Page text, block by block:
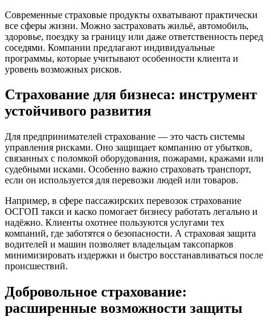
Современные страховые продукты охватывают практически
все сферы жизни. Можно застраховать жильё, автомобиль,
здоровье, поездку за границу или даже ответственность перед
соседями. Компании предлагают индивидуальные
программы, которые учитывают особенности клиента и
уровень возможных рисков.
Страхование для бизнеса: инструмент
устойчивого развития
Для предпринимателей страхование — это часть системы
управления рисками. Оно защищает компанию от убытков,
связанных с поломкой оборудования, пожарами, кражами или
судебными исками. Особенно важно страховать транспорт,
если он используется для перевозки людей или товаров.
Например, в сфере пассажирских перевозок страхование
ОСГОП такси и каско помогает бизнесу работать легально и
надёжно. Клиенты охотнее пользуются услугами тех
компаний, где заботятся о безопасности. А страховая защита
водителей и машин позволяет владельцам таксопарков
минимизировать издержки и быстро восстанавливаться после
происшествий.
Добровольное страхование:
расширенные возможности защиты